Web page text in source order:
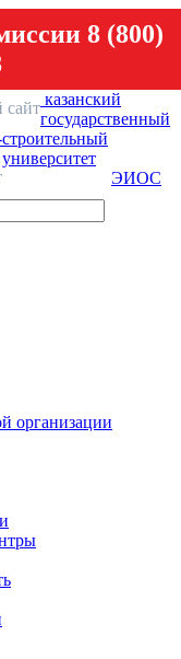
8 (800)
казанский
государственный
университет
ЭИОС
организации